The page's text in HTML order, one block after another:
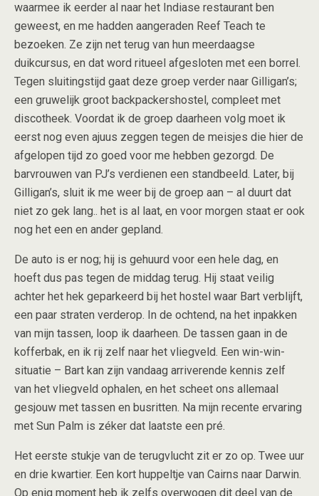
waarmee ik eerder al naar het Indiase restaurant ben
geweest, en me hadden aangeraden Reef Teach te
bezoeken. Ze zijn net terug van hun meerdaagse
duikcursus, en dat word ritueel afgesloten met een borrel.
Tegen sluitingstijd gaat deze groep verder naar Gilligan’s;
een gruwelijk groot backpackershostel, compleet met
discotheek. Voordat ik de groep daarheen volg moet ik
eerst nog even ajuus zeggen tegen de meisjes die hier de
afgelopen tijd zo goed voor me hebben gezorgd. De
barvrouwen van PJ’s verdienen een standbeeld. Later, bij
Gilligan’s, sluit ik me weer bij de groep aan – al duurt dat
niet zo gek lang.. het is al laat, en voor morgen staat er ook
nog het een en ander gepland.
De auto is er nog; hij is gehuurd voor een hele dag, en
hoeft dus pas tegen de middag terug. Hij staat veilig
achter het hek geparkeerd bij het hostel waar Bart verblijft,
een paar straten verderop. In de ochtend, na het inpakken
van mijn tassen, loop ik daarheen. De tassen gaan in de
kofferbak, en ik rij zelf naar het vliegveld. Een win-win-
situatie – Bart kan zijn vandaag arriverende kennis zelf
van het vliegveld ophalen, en het scheet ons allemaal
gesjouw met tassen en busritten. Na mijn recente ervaring
met Sun Palm is zéker dat laatste een pré.
Het eerste stukje van de terugvlucht zit er zo op. Twee uur
en drie kwartier. Een kort huppeltje van Cairns naar Darwin.
Op enig moment heb ik zelfs overwogen dit deel van de